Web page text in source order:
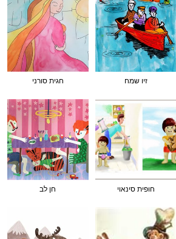
זיו שמח חגית סורני
חופית סינאוי חן לב